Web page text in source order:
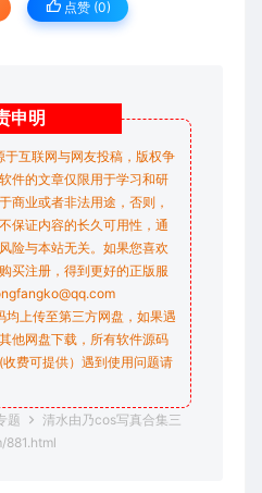
点赞 (0)
申明
互联网与网友投稿，版权争
件的文章仅限用于学习和研
商业或者非法用途，否则，
保证内容的长久可用性，通
险与本站无关。如果您喜欢
买注册，得到更好的正版服
均上传至第三方网盘，如果遇
他网盘下载，所有软件源码
费可提供）遇到使用问题请
题
清水由乃cos写真合集三
881.html